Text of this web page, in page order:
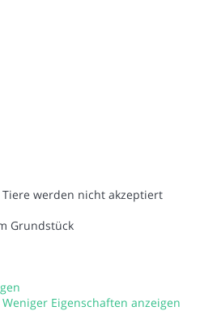
werden nicht akzeptiert
Grundstück
Weniger Eigenschaften anzeigen